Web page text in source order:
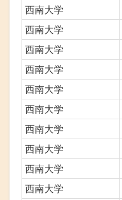
西南大学
西南大学
西南大学
西南大学
西南大学
西南大学
西南大学
西南大学
西南大学
西南大学